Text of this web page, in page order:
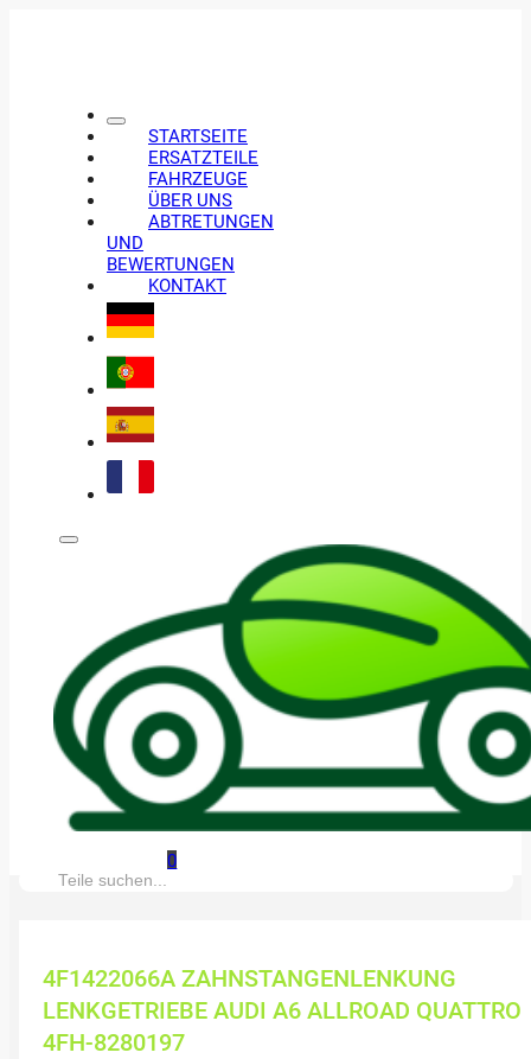
STARTSEITE
ERSATZTEILE
FAHRZEUGE
ÜBER UNS
ABTRETUNGEN
UND
BEWERTUNGEN
KONTAKT
0
Suche:
4F1422066A ZAHNSTANGENLENKUNG
LENKGETRIEBE AUDI A6 ALLROAD QUATTRO
4FH-8280197